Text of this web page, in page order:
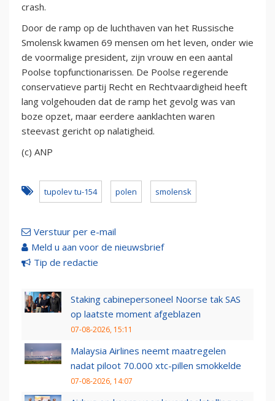
crash.
Door de ramp op de luchthaven van het Russische
Smolensk kwamen 69 mensen om het leven, onder wie
de voormalige president, zijn vrouw en een aantal
Poolse topfunctionarissen. De Poolse regerende
conservatieve partij Recht en Rechtvaardigheid heeft
lang volgehouden dat de ramp het gevolg was van
boze opzet, maar eerdere aanklachten waren
steevast gericht op nalatigheid.
(c) ANP
tupolev tu-154 polen smolensk
Verstuur per e-mail
Meld u aan voor de nieuwsbrief
Tip de redactie
Staking cabinepersoneel Noorse tak SAS
op laatste moment afgeblazen
07-08-2026, 15:11
Malaysia Airlines neemt maatregelen
nadat piloot 70.000 xtc-pillen smokkelde
07-08-2026, 14:07